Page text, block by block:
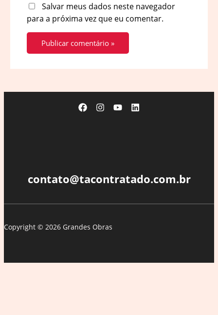
Salvar meus dados neste navegador
para a próxima vez que eu comentar.
contato@tacontratado.com.br
Copyright © 2026 Grandes Obras